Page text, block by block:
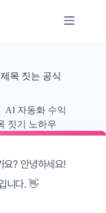
목 짓는 공식
AI 자동화 수익
요? 안녕하세요!
니다. 👋